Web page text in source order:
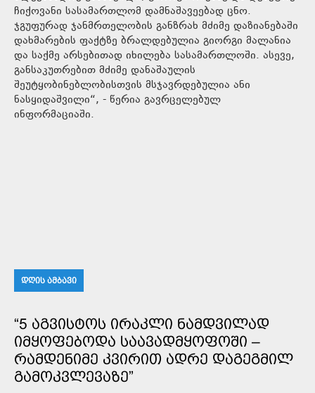
ჩიქოვანი სასამართლომ დამნაშავეებად ცნო.
ჯგუფურად ჯანმრთელობის განზრახ მძიმე დაზიანებაში
დახმარების ფაქტზე ბრალდებულია გიორგი მალანია
და საქმე არსებითად იხილება სასამართლოში. ასევე,
განსაკუთრებით მძიმე დანაშაულის
შეუტყობინებლობისთვის მსჯავრდებულია ანი
ნასყიდაშვილი“, - წერია გავრცელებულ
ინფორმაციაში.
ᲓᲦᲘᲡ ᲐᲛᲑᲐᲕᲘ
“5 ᲐᲒᲕᲘᲡᲢᲝᲡ ᲘᲠᲐᲙᲚᲘ ᲜᲐᲛᲓᲕᲘᲚᲐᲓ
ᲘᲛᲧᲝᲤᲔᲑᲝᲓᲐ ᲡᲐᲐᲕᲐᲓᲛᲧᲝᲤᲝᲨᲘ –
ᲠᲐᲛᲓᲔᲜᲘᲛᲔ ᲙᲕᲘᲠᲘᲗ ᲐᲓᲠᲔ ᲓᲐᲒᲔᲒᲛᲘᲚ
ᲒᲐᲛᲝᲙᲕᲚᲔᲕᲐᲖᲔ”